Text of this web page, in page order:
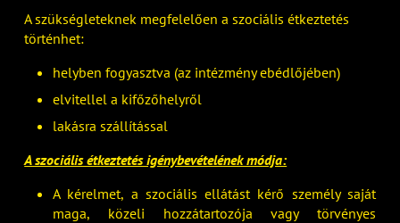
A szükségleteknek megfelelően a szociális étkeztetés
történhet:
helyben fogyasztva (az intézmény ebédlőjében)
elvitellel a kifőzőhelyről
lakásra szállítással
A szociális étkeztetés igénybevételének módja:
A kérelmet, a szociális ellátást kérő személy saját
maga, közeli hozzátartozója vagy törvényes